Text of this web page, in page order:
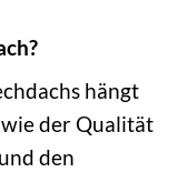
hängt
der Qualität
den